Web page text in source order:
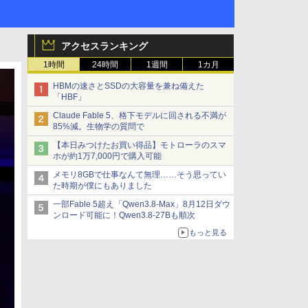
アクセスランキング
1時間 24時間 1週間 1カ月
HBMの速さとSSDの大容量を兼ね備えた
「HBF」
Claude Fable 5、格下モデルに回される不満が
85%減。生物学の質問で
【本日みつけたお買い得品】モトローラのスマ
ホが約1万7,000円で購入可能
メモリ8GBで仕事なんて無理……そう思ってい
た時期が僕にもありました
一部Fable 5超え「Qwen3.8-Max」8月12日ダウ
ンロード可能に！Qwen3.8-27Bも順次
もっと見る